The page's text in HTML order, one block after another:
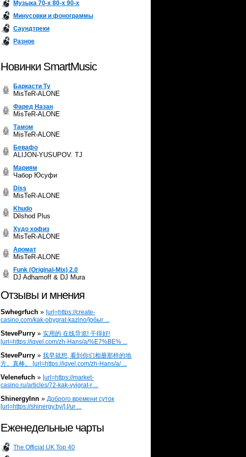
Музыка 70-х 80-х 90-х
Минусовки и фонограммы
Саундтреки
Разное
Новинки SmartMusic
Баркасти Ту
MisTeR-ALONE
Фаред Назан
MisTeR-ALONE
Тамом
MisTeR-ALONE
Бевафо
ALIJON-YUSUPOV. TJ
Мариям
Чабор Юсуфи
Diss
MisTeR-ALONE
Khudo
Dilshod Plus
Худо хофиз
MisTeR-ALONE
Аромат
MisTeR-ALONE
Funk (Original-Mix) 2.0
DJ Adhamoff & DJ Mura
Отзывы и мнения
Swhegrfuch » [url=https://create-
casino.com/kak-obygrat-kazino/]обыг ...
StevePurry » 实用的 在线导览! 干得好!
[url=https://iqvel.com/zh-Hans/a/%E7%BE% ...
StevePurry » 我早就想, 看到你们相册那样的地
方。真棒。 [url=https://iqvel.com/zh-Hans/a/ ...
Velenefuch » [url=https://market-
casino.ru/articles/72-kak-vyigrat-r ...
Shinergylnn » Доброго времени суток
[url=https://shinergy.by/].[/ur ...
Еженедельные чарты
The Official UK Top 40